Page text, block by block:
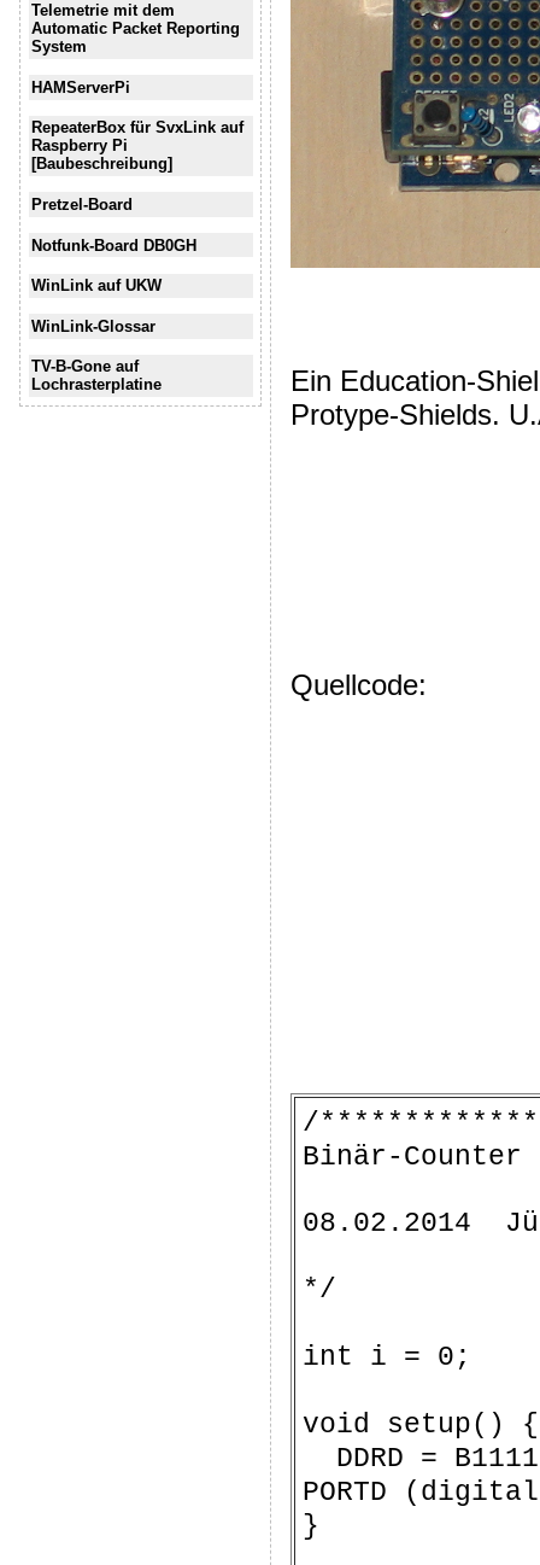
Telemetrie mit dem
Automatic Packet Reporting
System
HAMServerPi
RepeaterBox für SvxLink auf
Raspberry Pi
[Baubeschreibung]
Pretzel-Board
Notfunk-Board DB0GH
WinLink auf UKW
WinLink-Glossar
TV-B-Gone auf
Lochrasterplatine
Ein Education-
Protype-Shields.
Quellcode:
/
Binär-Counter
08.02.2014
*/
int i = 0;
void
DDRD =
PORTD
}